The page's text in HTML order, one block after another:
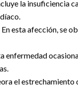
la insuficiencia
En esta afección, se
enfermedad
el